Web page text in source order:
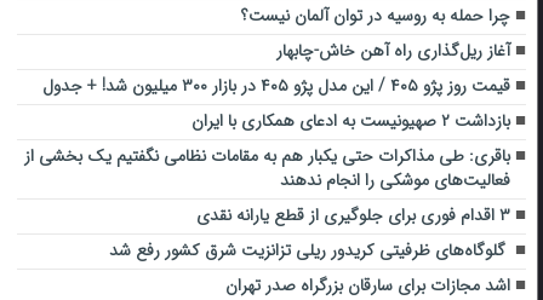
چرا حمله به روسیه در توان آلمان نیست؟
آغاز ریل‌گذاری راه آهن خاش-چابهار
قیمت روز پژو ۴۰۵ / این مدل پژو ۴۰۵ در بازار ۳۰۰ میلیون شد! + جدول
بازداشت ۲ صهیونیست به ادعای همکاری با ایران
باقری: طی مذاکرات حتی یکبار هم به مقامات نظامی نگفتیم یک بخشی از
فعالیت‌های موشکی را انجام ندهند
۳ اقدام فوری برای جلوگیری از قطع یارانه نقدی
‍ گلوگاه‌های ظرفیتی کریدور ریلی تزانزیت شرق کشور رفع شد
اشد مجازات برای سارقان بزرگراه صدر تهران